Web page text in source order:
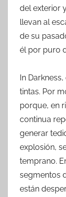
del exterior
llevan al
de su
él por puro
In
tintas. Por
porque, en
continua
generar
explosión,
temprano.
segmentos
están